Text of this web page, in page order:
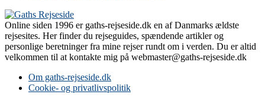
Online siden 1996 er gaths-rejseside.dk en af Danmarks ældste
rejsesites. Her finder du rejseguides, spændende artikler og
personlige beretninger fra mine rejser rundt om i verden. Du er altid
velkommen til at kontakte mig på webmaster@gaths-rejseside.dk
Om gaths-rejseside.dk
Cookie- og privatlivspolitik